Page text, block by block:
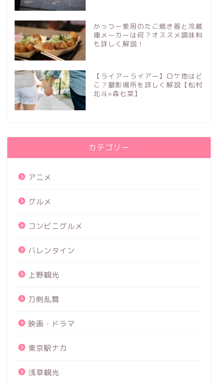
かっつー愛用のたこ焼き器と冷蔵
庫メーカーは何？オススメ調味料
も詳しく解説！
【ライアーライアー】ロケ地はど
こ？撮影場所を詳しく解説【松村
北斗×森七菜】
カテゴリー
アニメ
グルメ
コンビニグルメ
バレンタイン
上野観光
刀剣乱舞
映画・ドラマ
東京駅ナカ
浅草観光